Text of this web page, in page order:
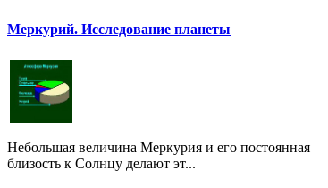
Меркурий. Исследование планеты
Небольшая величина Меркурия и его постоянная
близость к Солнцу делают эт...